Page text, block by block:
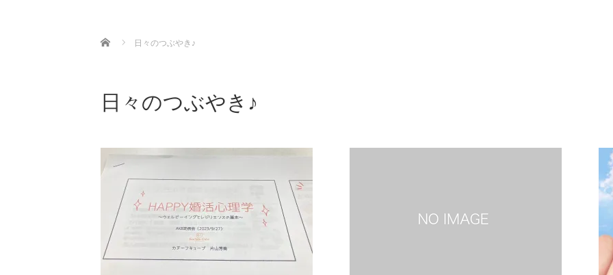
Home 日々のつぶやき♪
日々のつぶやき♪